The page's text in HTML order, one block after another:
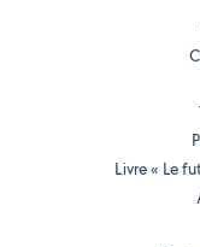
Livre « Le